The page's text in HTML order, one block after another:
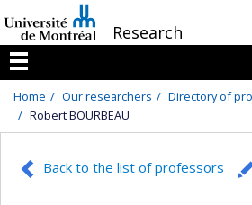
au
contenu
/Research
Menu
Home Our researchers
Directory of
Robert BOURBEAU
Back to the list of professors